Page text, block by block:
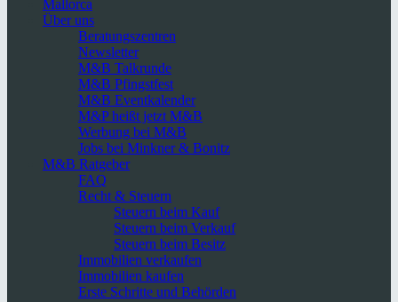
Mallorca
Über uns
Beratungszentren
Newsletter
M&B Talkrunde
M&B Pfingstfest
M&B Eventkalender
M&P heißt jetzt M&B
Werbung bei M&B
Jobs bei Minkner & Bonitz
M&B Ratgeber
FAQ
Recht & Steuern
Steuern beim Kauf
Steuern beim Verkauf
Steuern beim Besitz
Immobilien verkaufen
Immobilien kaufen
Erste Schritte und Behörden